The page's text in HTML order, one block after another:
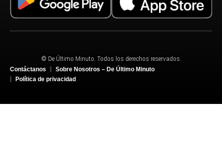
© De Último Minuto. Todos los derechos reservados.
Contáctanos
Sobre Nosotros – De Último Minuto
Política de privacidad